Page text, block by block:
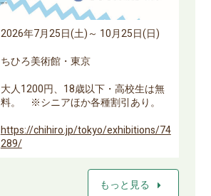
2026年7月25日(土)～ 10月25日(日)
ちひろ美術館・東京
大人1200円、18歳以下・高校生は無
料。 ※シニアほか各種割引あり。
https://chihiro.jp/tokyo/exhibitions/74
289/
もっと見る arrow_right